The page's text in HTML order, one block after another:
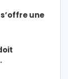
une